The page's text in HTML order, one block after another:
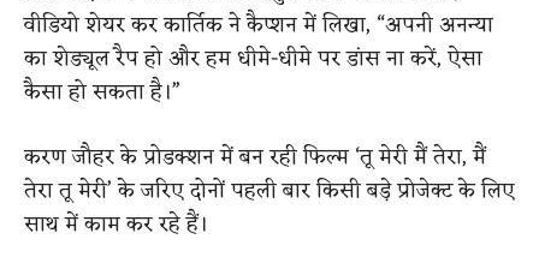
वीडियो शेयर कर कार्तिक ने कैप्शन में लिखा, “अपनी अनन्या
का शेड्यूल रैप हो और हम धीमे-धीमे पर डांस ना करें, ऐसा
कैसा हो सकता है।”
करण जौहर के प्रोडक्शन में बन रही फिल्म ‘तू मेरी मैं तेरा, मैं
तेरा तू मेरी’ के जरिए दोनों पहली बार किसी बड़े प्रोजेक्ट के लिए
साथ में काम कर रहे हैं।